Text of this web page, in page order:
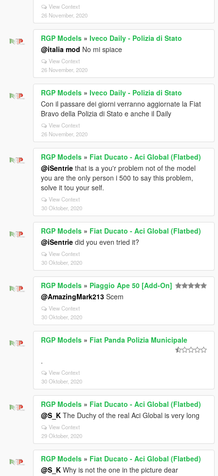
View Context
26 November, 2020
RGP Models » Iveco Daily - Polizia di Stato
@italia mod No mi spiace
View Context
26 November, 2020
RGP Models » Iveco Daily - Polizia di Stato
Con il passare dei giorni verranno aggiornate la Fiat
Bravo della Polizia di Stato e anche il Daily
View Context
26 November, 2020
RGP Models » Fiat Ducato - Aci Global (Flatbed)
@iSentrie that is a you'r problem not of the model
you are the only person i 500 to say this problem,
solve it tou your self.
View Context
30 Oktober, 2020
RGP Models » Fiat Ducato - Aci Global (Flatbed)
@iSentrie did you even tried it?
View Context
30 Oktober, 2020
RGP Models » Piaggio Ape 50 [Add-On]
@AmazingMark213 Scem
View Context
30 Oktober, 2020
RGP Models » Fiat Panda Polizia Municipale
.
View Context
30 Oktober, 2020
RGP Models » Fiat Ducato - Aci Global (Flatbed)
@S_K The Duchy of the real Aci Global is very long
View Context
29 Oktober, 2020
RGP Models » Fiat Ducato - Aci Global (Flatbed)
@S_K Why is not the one in the picture dear